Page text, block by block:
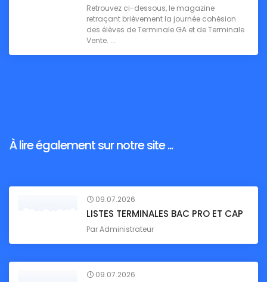
Retrouvez ci-dessous, le magazine
retraçant brièvement la journée cohésion
des élèves de Terminale GA et de Terminale
Vente. ...
À lire également sur notre site ...
09.07.2026
LISTES TERMINALES BAC PRO ET CAP
ParAdministrateur
09.07.2026